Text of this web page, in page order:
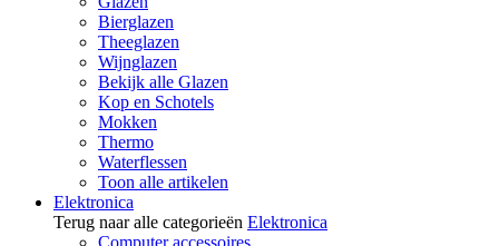
Bierglazen
Theeglazen
Wijnglazen
Bekijk alle Glazen
Kop en Schotels
Mokken
Thermo
Waterflessen
Toon alle artikelen
Elektronica
Terug naar alle categorieën Elektronica
Computer accessoires